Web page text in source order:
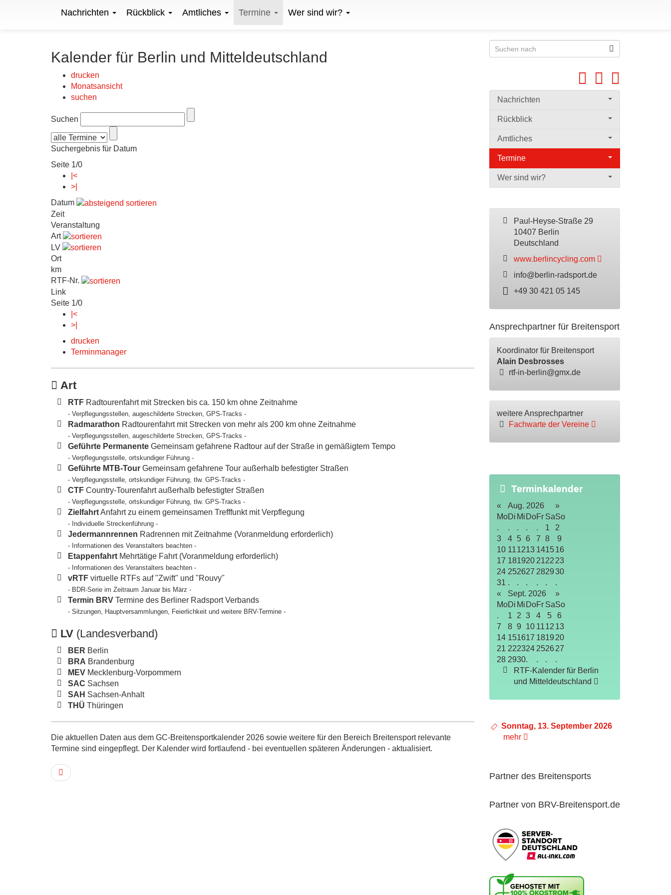
Nachrichten Rückblick Amtliches Termine Wer sind wir?
Kalender für Berlin und Mitteldeutschland
drucken
Monatsansicht
suchen
Suchen
Suchergebnis für Datum
Seite 1/0
|<
>|
Datum
Zeit
Veranstaltung
Art
LV
Ort
km
RTF-Nr.
Link
Seite 1/0
|<
>|
drucken
Terminmanager
Art
RTF Radtourenfahrt mit Strecken bis ca. 150 km ohne Zeitnahme
- Verpflegungsstellen, augeschilderte Strecken, GPS-Tracks -
Radmarathon Radtourenfahrt mit Strecken von mehr als 200 km ohne Zeitnahme
- Verpflegungsstellen, augeschilderte Strecken, GPS-Tracks -
Geführte Permanente Gemeinsam gefahrene Radtour auf der Straße in gemäßigtem Tempo
- Verpflegungsstelle, ortskundiger Führung -
Geführte MTB-Tour Gemeinsam gefahrene Tour außerhalb befestigter Straßen
- Verpflegungsstelle, ortskundiger Führung, tlw. GPS-Tracks -
CTF Country-Tourenfahrt außerhalb befestigter Straßen
- Verpflegungsstelle, ortskundiger Führung, tlw. GPS-Tracks -
ZielfahrtAnfahrt zu einem gemeinsamen Trefffunkt mit Verpflegung
- Individuelle Streckenführung -
Jedermannrennen Radrennen mit Zeitnahme (Voranmeldung erforderlich)
- Informationen des Veranstalters beachten -
Etappenfahrt Mehrtätige Fahrt (Voranmeldung erforderlich)
- Informationen des Veranstalters beachten -
vRTF virtuelle RTFs auf "Zwift" und "Rouvy"
- BDR-Serie im Zeitraum Januar bis März -
Termin BRV Termine des Berliner Radsport Verbands
- Sitzungen, Hauptversammlungen, Feierlichkeit und weitere BRV-Termine -
LV (Landesverband)
BER Berlin
BRA Brandenburg
MEV Mecklenburg-Vorpommern
SAC Sachsen
SAH Sachsen-Anhalt
THÜ Thüringen
Die aktuellen Daten aus dem GC-Breitensportkalender 2026 sowie weitere für den Bereich Breitensport relevante
Termine sind eingepflegt. Der Kalender wird fortlaufend - bei eventuellen späteren Änderungen - aktualisiert.
Nachrichten
Rückblick
Amtliches
Termine
Wer sind wir?
Paul-Heyse-Straße 29
10407 Berlin
Deutschland
www.berlincycling.com
info@berlin-radsport.de
+49 30 421 05 145
Ansprechpartner für Breitensport
Koordinator für Breitensport
Alain Desbrosses
rtf-in-berlin@gmx.de
weitere Ansprechpartner
Fachwarte der Vereine
Terminkalender
« Aug. 2026
»
MoDi Mi DoFr SaSo
.
. . . . 1
2
3
4 5 6 7 8
9
10 111213 1415 16
17 181920 2122 23
24 252627 282930
31 . . . . .
.
«
Sept. 2026
»
MoDi Mi DoFr SaSo
.
1 2 3 4 5
6
7
8 9 10 1112 13
14 151617 1819 20
21 222324 2526 27
28 2930. . .
.
RTF-Kalender für Berlin
und Mitteldeutschland
Sonntag, 13. September 2026
mehr
Partner des Breitensports
Partner von BRV-Breitensport.de